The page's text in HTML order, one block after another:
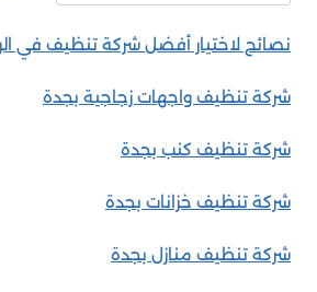
نصائح لاختيار أفضل شركة تنظيف في
شركة تنظيف واجهات زجاجية بجدة
شركة تنظيف كنب بجدة
شركة تنظيف خزانات بجدة
شركة تنظيف منازل بجدة